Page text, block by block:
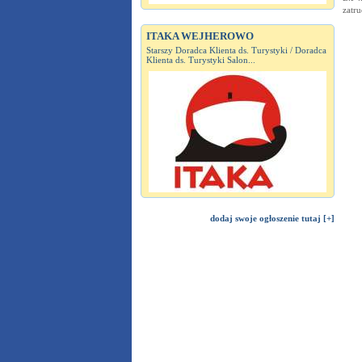
ITAKA WEJHEROWO
Starszy Doradca Klienta ds. Turystyki / Doradca
Klienta ds. Turystyki Salon...
dodaj swoje ogłoszenie tutaj [+]